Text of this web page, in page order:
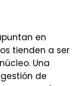
en
tienden a ser
Una
de